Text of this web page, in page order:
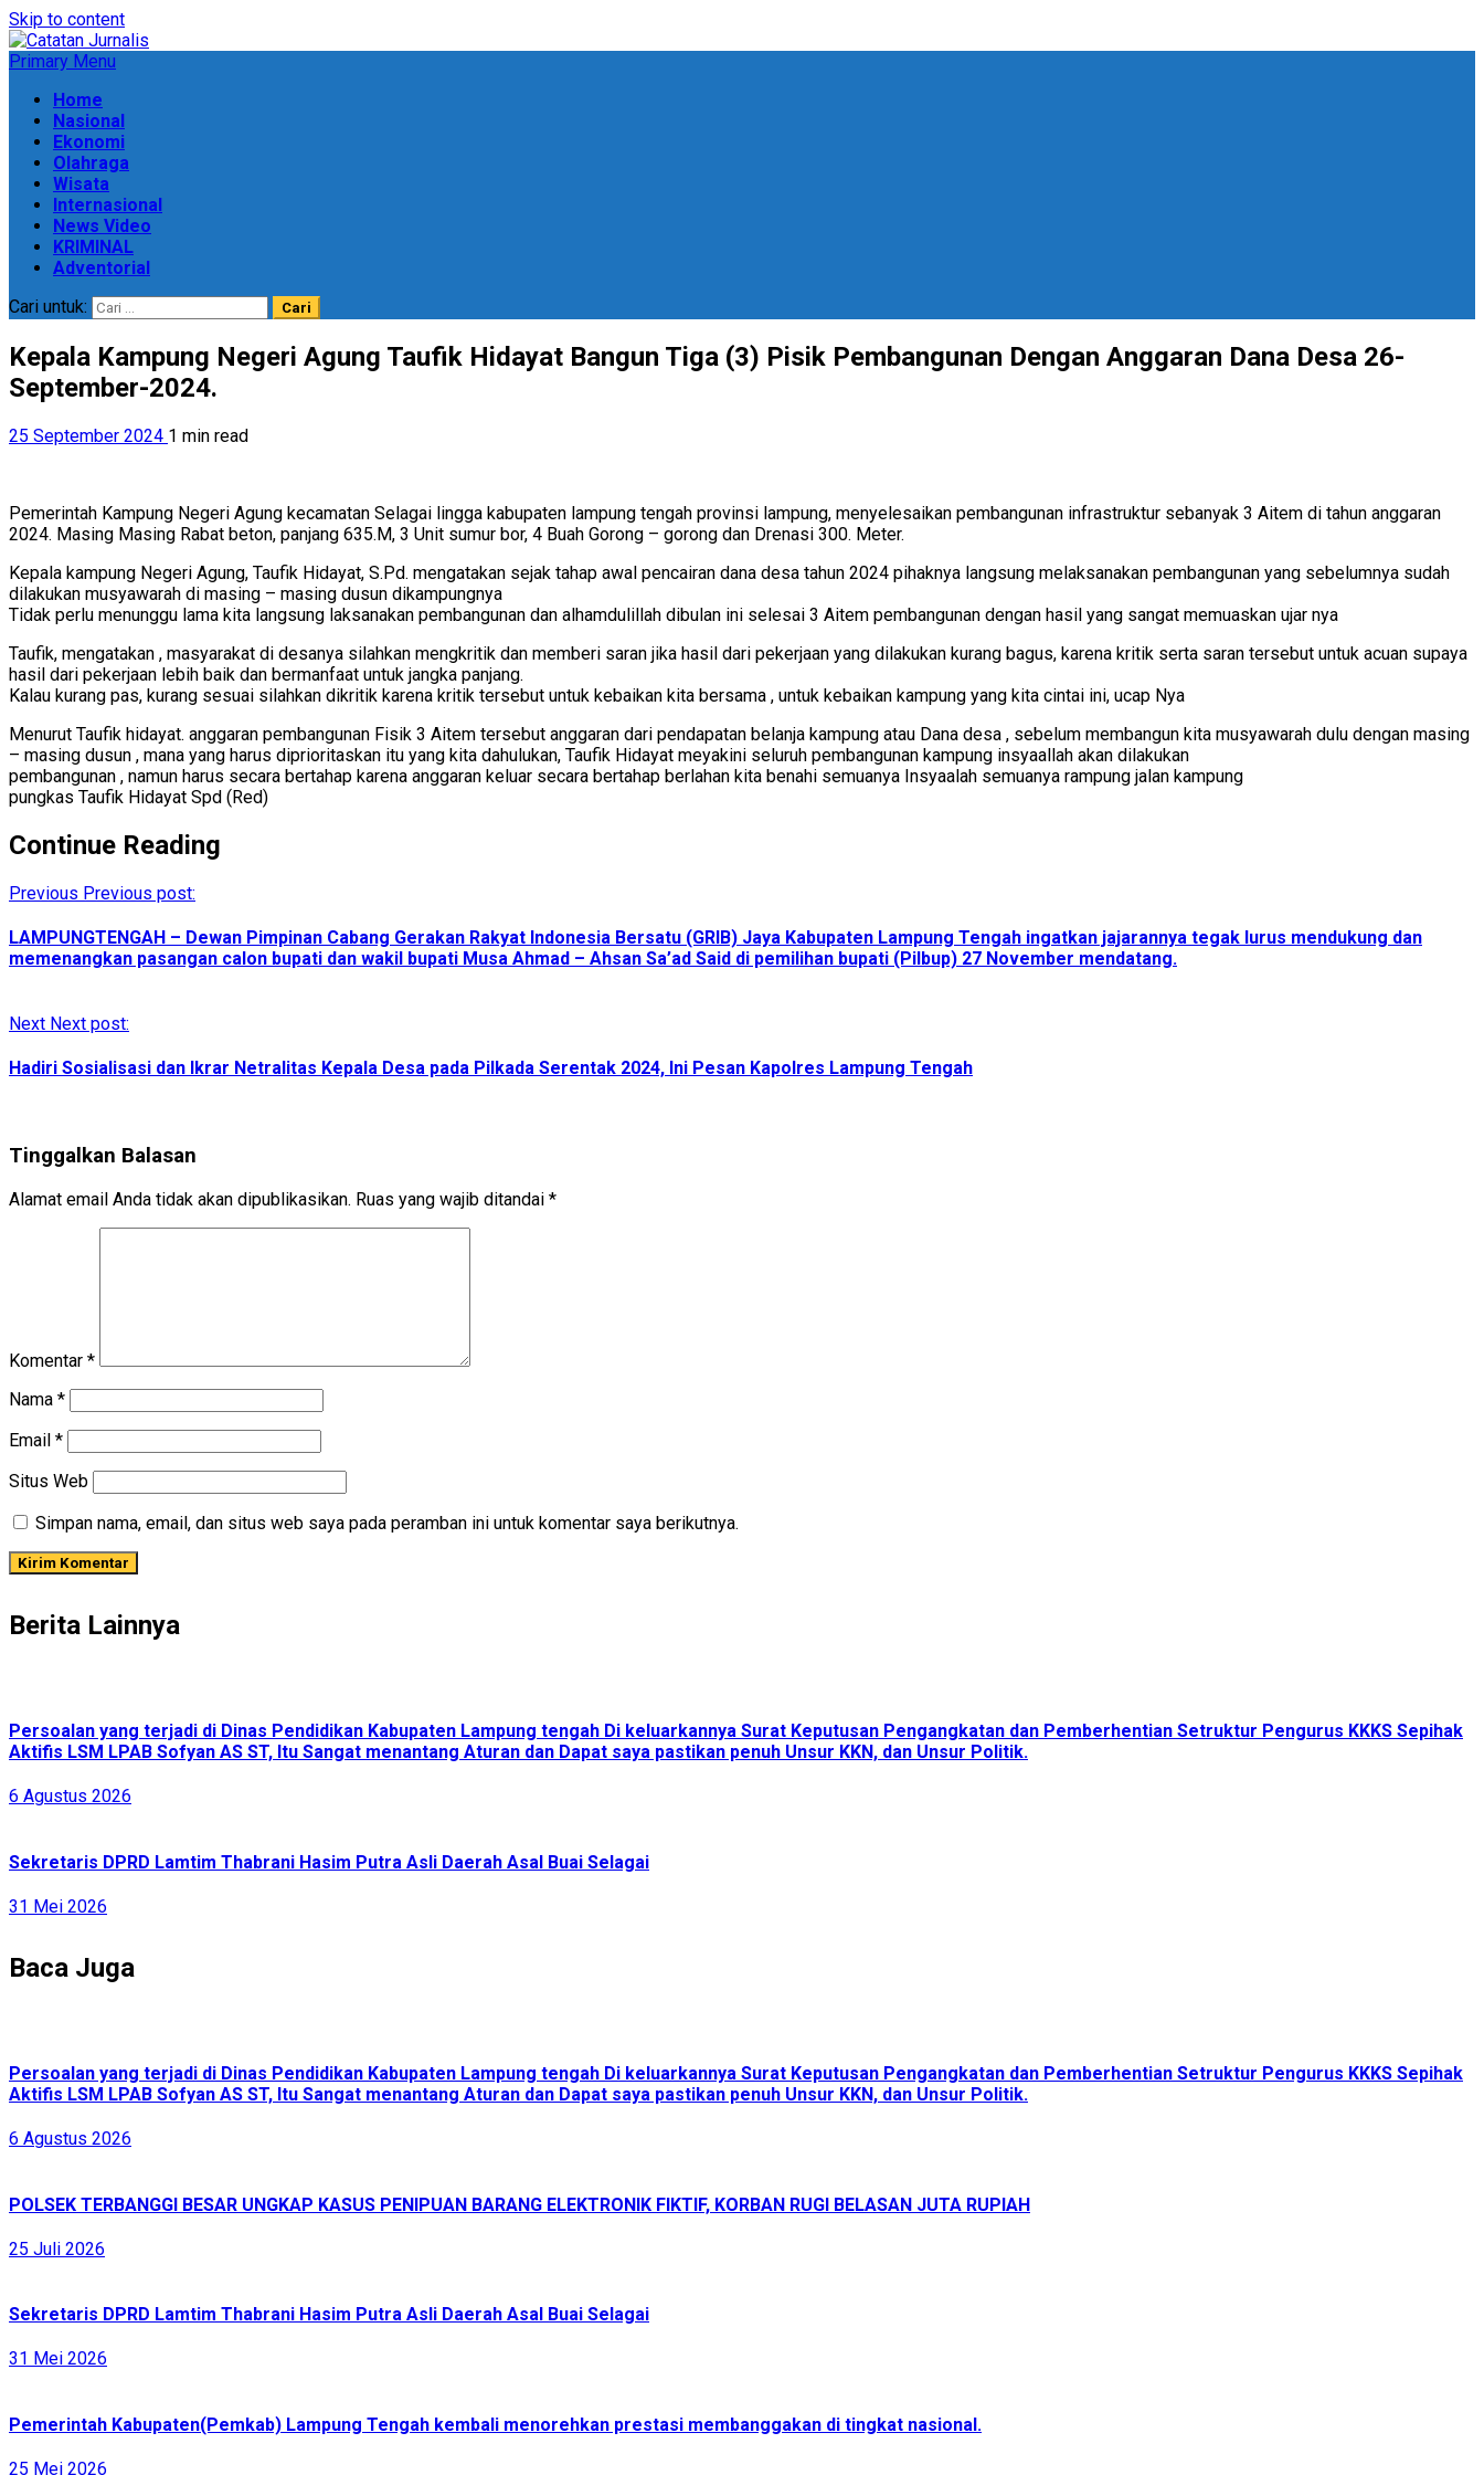
Skip to content
Primary Menu
Home
Nasional
Ekonomi
Olahraga
Wisata
Internasional
News Video
KRIMINAL
Adventorial
Cari untuk:
Kepala Kampung Negeri Agung Taufik Hidayat Bangun Tiga (3) Pisik Pembangunan Dengan Anggaran Dana Desa 26-
September-2024.
25 September 2024 1 min read
Pemerintah Kampung Negeri Agung kecamatan Selagai lingga kabupaten lampung tengah provinsi lampung, menyelesaikan pembangunan infrastruktur sebanyak 3 Aitem di tahun anggaran
2024. Masing Masing Rabat beton, panjang 635.M, 3 Unit sumur bor, 4 Buah Gorong – gorong dan Drenasi 300. Meter.
Kepala kampung Negeri Agung, Taufik Hidayat, S.Pd. mengatakan sejak tahap awal pencairan dana desa tahun 2024 pihaknya langsung melaksanakan pembangunan yang sebelumnya sudah
dilakukan musyawarah di masing – masing dusun dikampungnya
Tidak perlu menunggu lama kita langsung laksanakan pembangunan dan alhamdulillah dibulan ini selesai 3 Aitem pembangunan dengan hasil yang sangat memuaskan ujar nya
Taufik, mengatakan , masyarakat di desanya silahkan mengkritik dan memberi saran jika hasil dari pekerjaan yang dilakukan kurang bagus, karena kritik serta saran tersebut untuk acuan supaya
hasil dari pekerjaan lebih baik dan bermanfaat untuk jangka panjang.
Kalau kurang pas, kurang sesuai silahkan dikritik karena kritik tersebut untuk kebaikan kita bersama , untuk kebaikan kampung yang kita cintai ini, ucap Nya
Menurut Taufik hidayat. anggaran pembangunan Fisik 3 Aitem tersebut anggaran dari pendapatan belanja kampung atau Dana desa , sebelum membangun kita musyawarah dulu dengan masing
– masing dusun , mana yang harus diprioritaskan itu yang kita dahulukan, Taufik Hidayat meyakini seluruh pembangunan kampung insyaallah akan dilakukan
pembangunan , namun harus secara bertahap karena anggaran keluar secara bertahap berlahan kita benahi semuanya Insyaalah semuanya rampung jalan kampung
pungkas Taufik Hidayat Spd (Red)
Continue Reading
Previous Previous post:
LAMPUNGTENGAH – Dewan Pimpinan Cabang Gerakan Rakyat Indonesia Bersatu (GRIB) Jaya Kabupaten Lampung Tengah ingatkan jajarannya tegak lurus mendukung dan
memenangkan pasangan calon bupati dan wakil bupati Musa Ahmad – Ahsan Sa’ad Said di pemilihan bupati (Pilbup) 27 November mendatang.
Next Next post:
Hadiri Sosialisasi dan Ikrar Netralitas Kepala Desa pada Pilkada Serentak 2024, Ini Pesan Kapolres Lampung Tengah
Tinggalkan Balasan
Alamat email Anda tidak akan dipublikasikan. Ruas yang wajib ditandai *
Komentar *
Nama *
Email *
Situs Web
Simpan nama, email, dan situs web saya pada peramban ini untuk komentar saya berikutnya.
Berita Lainnya
Persoalan yang terjadi di Dinas Pendidikan Kabupaten Lampung tengah Di keluarkannya Surat Keputusan Pengangkatan dan Pemberhentian Setruktur Pengurus KKKS Sepihak
Aktifis LSM LPAB Sofyan AS ST, Itu Sangat menantang Aturan dan Dapat saya pastikan penuh Unsur KKN, dan Unsur Politik.
6 Agustus 2026
Sekretaris DPRD Lamtim Thabrani Hasim Putra Asli Daerah Asal Buai Selagai
31 Mei 2026
Baca Juga
Persoalan yang terjadi di Dinas Pendidikan Kabupaten Lampung tengah Di keluarkannya Surat Keputusan Pengangkatan dan Pemberhentian Setruktur Pengurus KKKS Sepihak
Aktifis LSM LPAB Sofyan AS ST, Itu Sangat menantang Aturan dan Dapat saya pastikan penuh Unsur KKN, dan Unsur Politik.
6 Agustus 2026
POLSEK TERBANGGI BESAR UNGKAP KASUS PENIPUAN BARANG ELEKTRONIK FIKTIF, KORBAN RUGI BELASAN JUTA RUPIAH
25 Juli 2026
Sekretaris DPRD Lamtim Thabrani Hasim Putra Asli Daerah Asal Buai Selagai
31 Mei 2026
Pemerintah Kabupaten(Pemkab) Lampung Tengah kembali menorehkan prestasi membanggakan di tingkat nasional.
25 Mei 2026